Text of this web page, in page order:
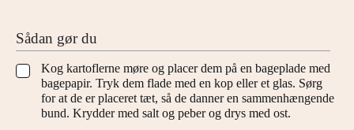
Sådan gør du
▢
Kog kartoflerne møre og placer dem på en bageplade med
bagepapir. Tryk dem flade med en kop eller et glas. Sørg
for at de er placeret tæt, så de danner en sammenhængende
bund. Krydder med salt og peber og drys med ost.